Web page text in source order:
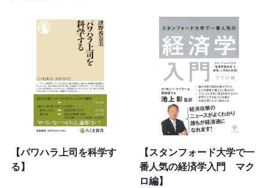
【パワハラ上司を科学す
る】
【スタンフォード大学で一
番人気の経済学入門 マク
ロ編】